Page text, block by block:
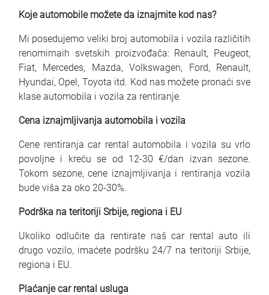
Koje automobile možete da iznajmite kod nas?
Mi posedujemo veliki broj automobila i vozila različitih
renomirnaih svetskih proizvođača: Renault, Peugeot,
Fiat, Mercedes, Mazda, Volkswagen, Ford, Renault,
Hyundai, Opel, Toyota itd. Kod nas možete pronaći sve
klase automobila i vozila za rentiranje.
Cena iznajmljivanja automobila i vozila
Cene rentiranja car rental automobila i vozila su vrlo
povoljne i kreću se od 12-30 €/dan izvan sezone.
Tokom sezone, cene iznajmljivanja i rentiranja vozila
bude viša za oko 20-30%.
Podrška na teritoriji Srbije, regiona i EU
Ukoliko odlučite da rentirate naš car rental auto ili
drugo vozilo, imaćete podršku 24/7 na teritoriji Srbije,
regiona i EU.
Plaćanje car rental usluga